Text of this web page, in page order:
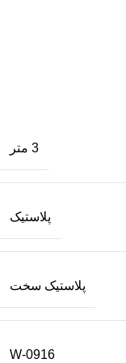
3 متر
پلاستیک
پلاستیک سخت
W-0916